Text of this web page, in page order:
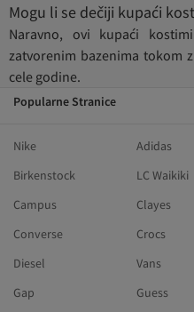
Mogu li se dečiji kupaći
Naravno, ovi kupaći
zatvorenim bazenima tokom
cele godine.
Popularne Stranice
Nike Adidas
Birkenstock
LC Waikiki
Campus
Clayes
Converse
Crocs
Diesel
Vans
Gap
Guess